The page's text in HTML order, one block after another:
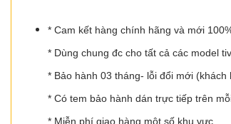
* Cam kết hàng chính hãng và mới
* Dùng chung đc cho tất cả các model
* Bảo hành 03 tháng- lỗi đổi mới
* Có tem bảo hành dán trực tiếp trên
* Miễn phí giao hàng một số khu vực